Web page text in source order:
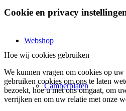
Webshop
Camberplaten
Cookie en privacy
Hoe wij cookies gebruiken
We kunnen vragen om cookies op uw
gebruiken cookies om ons te laten
bezoekt, hoe u met ons omgaat, om
verrijken en om uw relatie met onze